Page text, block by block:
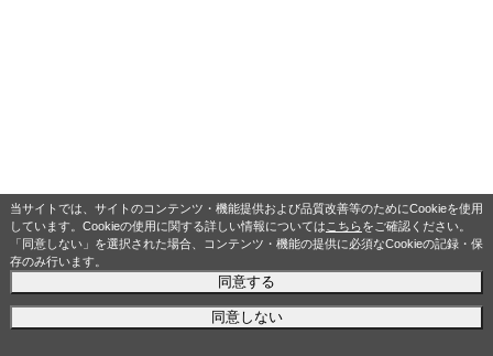
当サイトでは、サイトのコンテンツ・機能提供および品質改善等のためにCookieを使用
しています。Cookieの使用に関する詳しい情報については こちらをご確認ください。
「同意しない」を選択された場合、コンテンツ・機能の提供に必須なCookieの記録・保
存のみ行います。
同意する
同意しない